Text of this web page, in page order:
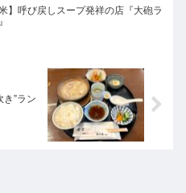
米】呼び戻しスープ発祥の店『大砲ラ
き”ラン